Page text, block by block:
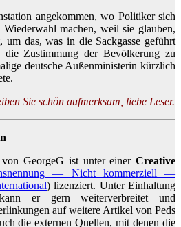
angekommen, wo Politiker sich
machen, weil sie glauben,
um das, was in die Sackgasse geführt
die Zustimmung der Bevölkerung zu
deutsche Außenministerin kürzlich
Sie schön aufmerksam, liebe Leser.
GeorgeG ist unter einer Creative
— Nicht kommerziell —
) lizenziert. Unter Einhaltung
er gern weiterverbreitet und
auf weitere Artikel von Peds
die externen Quellen, mit denen die